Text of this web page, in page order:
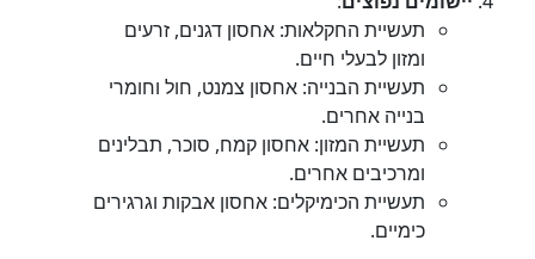
תעשיית החקלאות: אחסון דגנים, זרעים
ומזון לבעלי חיים.
תעשיית הבנייה: אחסון צמנט, חול וחומרי
בנייה אחרים.
תעשיית המזון: אחסון קמח, סוכר, תבלינים
ומרכיבים אחרים.
תעשיית הכימיקלים: אחסון אבקות וגרגירים
כימיים.